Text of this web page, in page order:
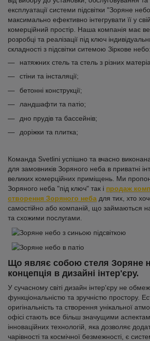
експлуатації системи підсвітки "Зоряне
максимально ефективно інтегрувати її у
комерційний простір. Наша компанія має
розробці та реалізації під ключ
складності з підсвітки ситемою Зіркове небо:
натяжних стель та стель з різних
стіни та інсталяції;
бетонні конструкції;
ландшафти та патіо;
дно прудів та бассейнів;
доріжки та плитка;
Команда Svetlini успішно та вчасно
для замовників Зоряного неба в приватні
великих комерційних приміщень. Ми
Зоряного неба "під ключ" так і продаж
створення Зоряного неба для тих, хто
самостійно або компаній, що займаються
та схожими послугами.
Що являє собою стеля Зоряне
концепція в дизайні інтер'єру.
У сучасному світі дизайн інтер'єру не
функціональністю та зручністю простору.
оригінальність та створення унікальної
офісі стають все більш значущими
інноваційних технологій, яка дозволяє
чарівності та космічної безмежності, є